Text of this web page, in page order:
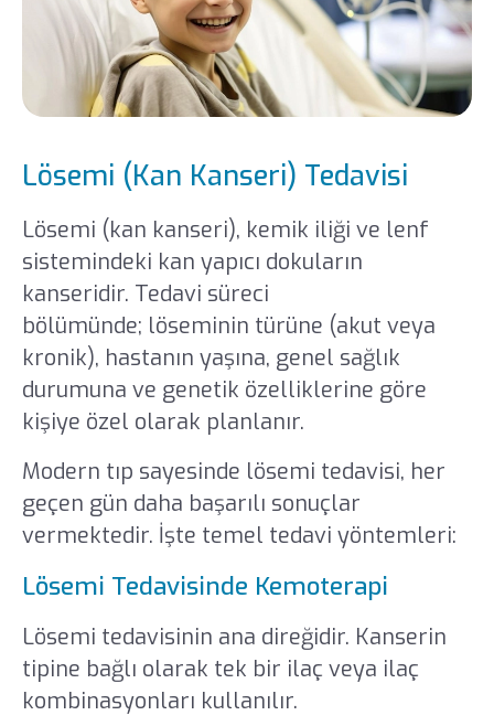
Lösemi (Kan Kanseri) Tedavisi
Lösemi (kan kanseri), kemik iliği ve lenf
sistemindeki kan yapıcı dokuların
kanseridir. Tedavi süreci
bölümünde; löseminin türüne (akut veya
kronik), hastanın yaşına, genel sağlık
durumuna ve genetik özelliklerine göre
kişiye özel olarak planlanır.
Modern tıp sayesinde lösemi tedavisi, her
geçen gün daha başarılı sonuçlar
vermektedir. İşte temel tedavi yöntemleri:
Lösemi Tedavisinde Kemoterapi
Lösemi tedavisinin ana direğidir. Kanserin
tipine bağlı olarak tek bir ilaç veya ilaç
kombinasyonları kullanılır.